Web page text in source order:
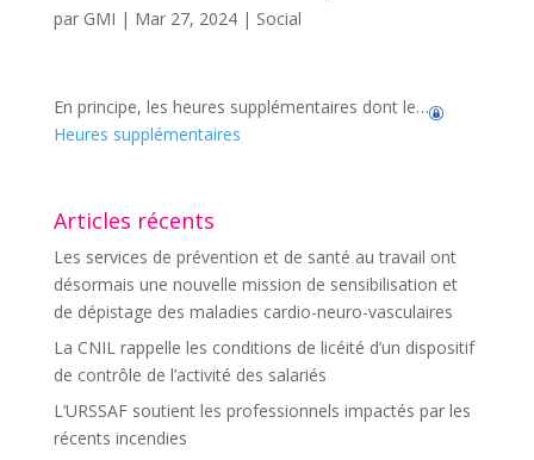
par GMI | Mar 27, 2024| Social
En principe, les heures supplémentaires dont le…
Heures supplémentaires
Articles récents
Les services de prévention et de santé au travail ont
désormais une nouvelle mission de sensibilisation et
de dépistage des maladies cardio-neuro-vasculaires
La CNIL rappelle les conditions de licéité d’un dispositif
de contrôle de l’activité des salariés
L’URSSAF soutient les professionnels impactés par les
récents incendies